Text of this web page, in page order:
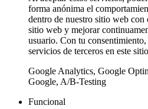
forma anónima el
dentro de nuestro sitio web
sitio web y mejorar
usuario. Con tu
servicios de terceros en este
Google Analytics, Google
Google, A/B-Testing
Funcional